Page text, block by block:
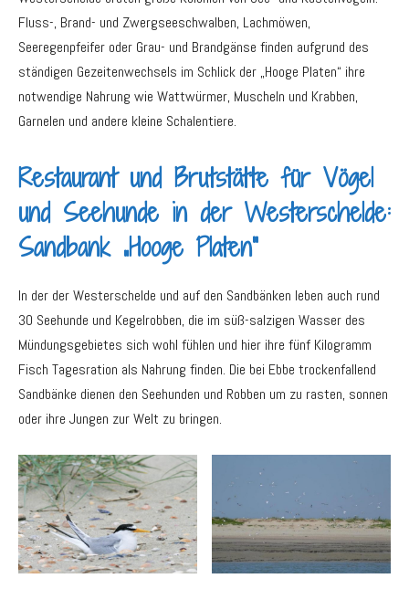
Fluss-, Brand- und Zwergseeschwalben, Lachmöwen,
Seeregenpfeifer oder Grau- und Brandgänse finden aufgrund des
ständigen Gezeitenwechsels im Schlick der „Hooge Platen“ ihre
notwendige Nahrung wie Wattwürmer, Muscheln und Krabben,
Garnelen und andere kleine Schalentiere.
Restaurant und Brutstätte für Vögel
und Seehunde in der Westerschelde:
Sandbank „Hooge Platen“
In der der Westerschelde und auf den Sandbänken leben auch rund
30 Seehunde und Kegelrobben, die im süß-salzigen Wasser des
Mündungsgebietes sich wohl fühlen und hier ihre fünf Kilogramm
Fisch Tagesration als Nahrung finden. Die bei Ebbe trockenfallend
Sandbänke dienen den Seehunden und Robben um zu rasten, sonnen
oder ihre Jungen zur Welt zu bringen.